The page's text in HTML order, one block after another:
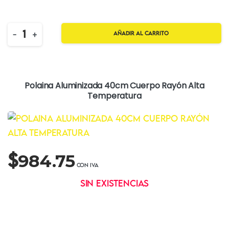
Quantity
- + Añadir al carrito
Polaina Aluminizada 40cm Cuerpo Rayón Alta
Temperatura
$984.75
Sin existencias